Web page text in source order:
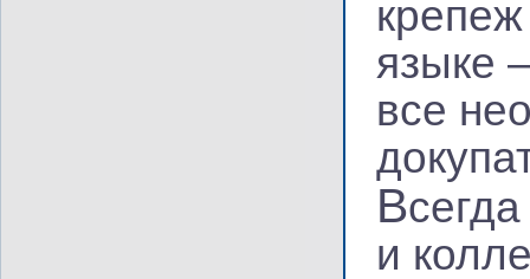
языке
все
В
и